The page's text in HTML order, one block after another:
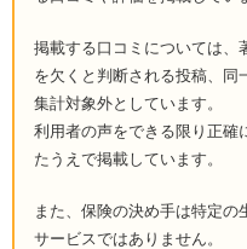
掲載する口コミについては、
を欠くと判断される投稿、同
集計対象外としています。
利用者の声をできる限り正確
たうえで掲載しています。
また、保険の決め手は特定
サービスではありません。